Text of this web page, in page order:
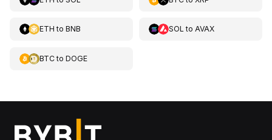
ETH to BNB SOL to AVAX
BTCto DOGE